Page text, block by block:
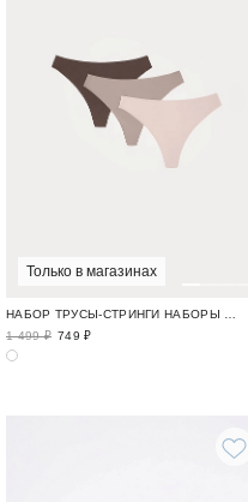
Только в магазинах
НАБОР ТРУСЫ-СТРИНГИ НАБОРЫ ТРУСОВ / ROW CUT
1 499 ₽ 749 ₽